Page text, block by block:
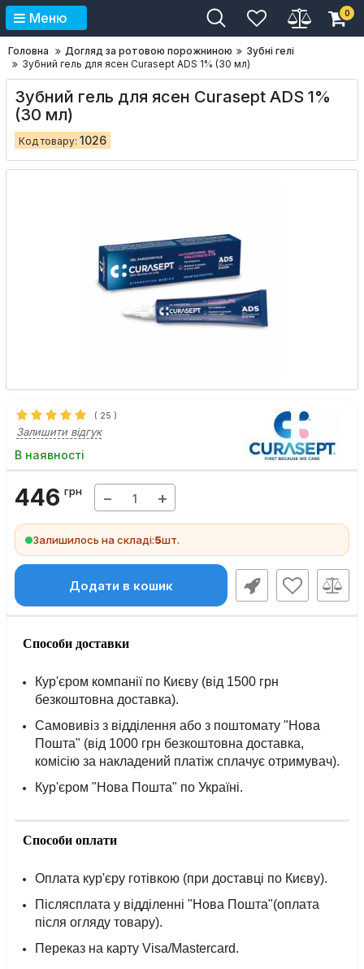
Меню 0
Головна Догляд за ротовою порожниною
Зубні гелі
Зубний гель для ясен Curasept ADS 1% (30 мл)
Зубний гель для ясен Curasept ADS 1%
(30 мл)
Код товару: 1026
( 25 )
Залишити відгук
В наявності
446 грн − +
Залишилось на складі:5шт.
Додати в кошик
Способи доставки
Кур'єром компанії по Києву (від 1500 грн
безкоштовна доставка).
Самовивіз з відділення або з поштомату "Нова
Пошта" (від 1000 грн безкоштовна доставка,
комісію за накладений платіж сплачує отримувач).
Кур'єром "Нова Пошта" по Україні.
Способи оплати
Оплата кур'єру готівкою (при доставці по Києву).
Післясплата у відділенні "Нова Пошта"(оплата
після огляду товару).
Переказ на карту Visa/Mastercard.